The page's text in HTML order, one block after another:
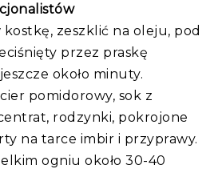
zeszklić na oleju, pod
przez praskę
około minuty.
pomidorowy, sok z
rodzynki, pokrojone
na tarce imbir i przyprawy.
ogniu około 30-40